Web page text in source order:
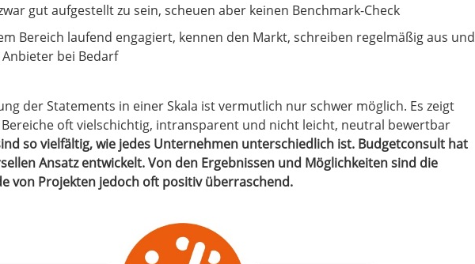
gut aufgestellt zu sein, scheuen aber keinen Benchmark-Check
Bereich laufend engagiert, kennen den Markt, schreiben regelmäßig aus und
bei Bedarf
der Statements in einer Skala ist vermutlich nur schwer möglich. Es zeigt
oft vielschichtig, intransparent und nicht leicht, neutral bewertbar
so vielfältig, wie jedes Unternehmen unterschiedlich ist. Budgetconsult hat
Ansatz entwickelt. Von den Ergebnissen und Möglichkeiten sind die
von Projekten jedoch oft positiv überraschend.